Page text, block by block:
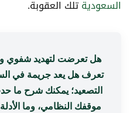
السعوديةتلك العقوبة.
هل تعرضت لتهديد شفوي
تعرف هل يعد جريمة في
التصعيد؛ يمكنك شرح ما
موقفك النظامي، وما